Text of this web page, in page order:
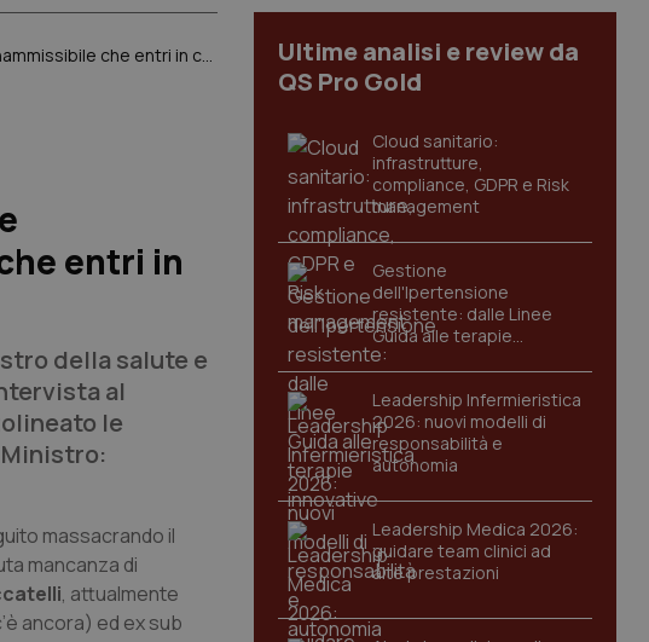
Campania. Bufera dopo intervista Zuccatelli (Agenas) che stigmatizzava sanità campana. Lorenzin: “Inammissibile che entri in campagna elettorale”
entri in
della salute e
al
le
massacrando il
mancanza di
, attualmente
ancora) ed ex sub
Ultime analisi e review da
QS Pro Gold
Cloud sanitario:
infrastrutture,
compliance, GDPR e Risk
management
Gestione
dell'Ipertensione
resistente: dalle Linee
Guida alle terapie
innovative
Leadership Infermieristica
2026: nuovi modelli di
responsabilità e
autonomia
Leadership Medica 2026:
guidare team clinici ad
alte prestazioni